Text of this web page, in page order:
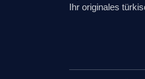
Ihr originales